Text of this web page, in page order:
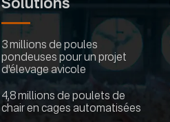
3 millions de poules
pondeuses pour un projet
d'élevage avicole
4,8 millions de poulets de
chair en cages automatisées